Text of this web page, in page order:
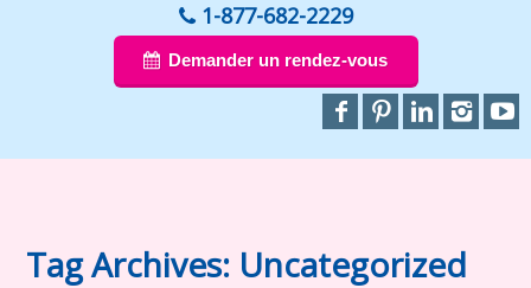
1-877-682-2229
Demander un rendez-vous
Tag Archives: Uncategorized